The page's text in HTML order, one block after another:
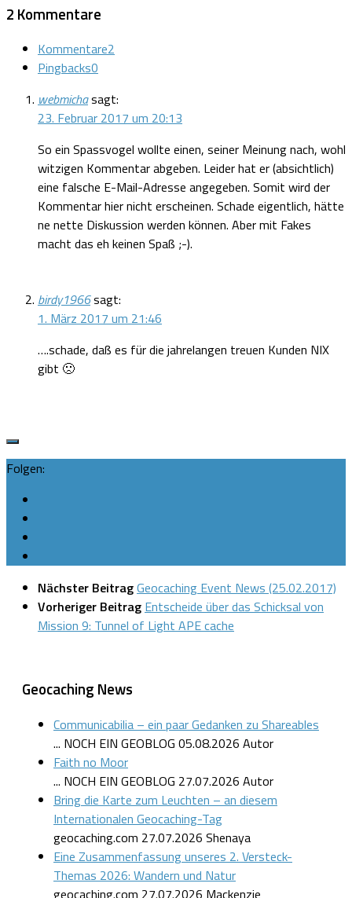
2 Kommentare
Kommentare2
Pingbacks0
webmichasagt:
23. Februar 2017 um 20:13
So ein Spassvogel wollte einen, seiner Meinung nach, wohl
witzigen Kommentar abgeben. Leider hat er (absichtlich)
eine falsche E-Mail-Adresse angegeben. Somit wird der
Kommentar hier nicht erscheinen. Schade eigentlich, hätte
ne nette Diskussion werden können. Aber mit Fakes
macht das eh keinen Spaß ;-).
birdy1966sagt:
1. März 2017 um 21:46
….schade, daß es für die jahrelangen treuen Kunden NIX
gibt 🙁
Folgen:
Nächster BeitragGeocaching Event News (25.02.2017)
Vorheriger Beitrag Entscheide über das Schicksal von
Mission 9: Tunnel of Light APE cache
Geocaching News
Communicabilia – ein paar Gedanken zu Shareables
... NOCH EIN GEOBLOG 05.08.2026 Autor
Faith no Moor
... NOCH EIN GEOBLOG 27.07.2026 Autor
Bring die Karte zum Leuchten – an diesem
Internationalen Geocaching-Tag
geocaching.com 27.07.2026 Shenaya
Eine Zusammenfassung unseres 2. Versteck-
Themas 2026: Wandern und Natur
geocaching.com 27.07.2026 Mackenzie